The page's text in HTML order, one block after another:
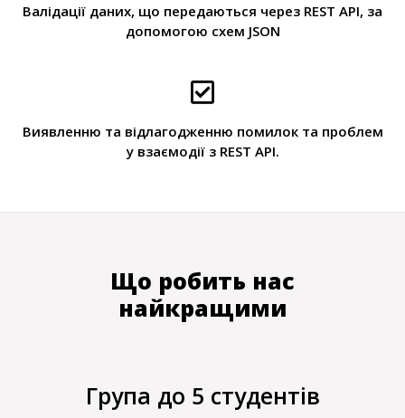
Валідації даних, що передаються через REST API, за
допомогою схем JSON
Виявленню та відлагодженню помилок та проблем
у взаємодії з REST API.
Що робить нас
найкращими
Група до 5 студентів